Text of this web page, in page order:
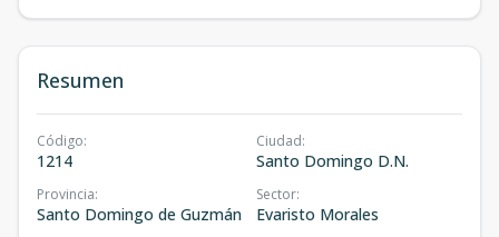
Resumen
Código:
1214
Ciudad:
Santo Domingo D.N.
Provincia:
Santo Domingo de Guzmán
Sector:
Evaristo Morales